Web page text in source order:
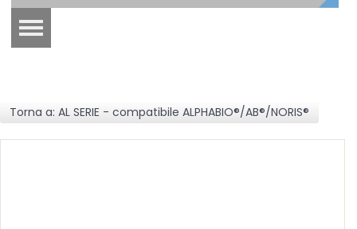
Torna a: AL SERIE - compatibile ALPHABIO®/AB®/NORIS®